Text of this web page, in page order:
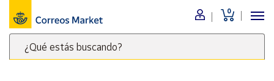
0
¿Qué estás buscando?
Menú
Nuestro
catálogo